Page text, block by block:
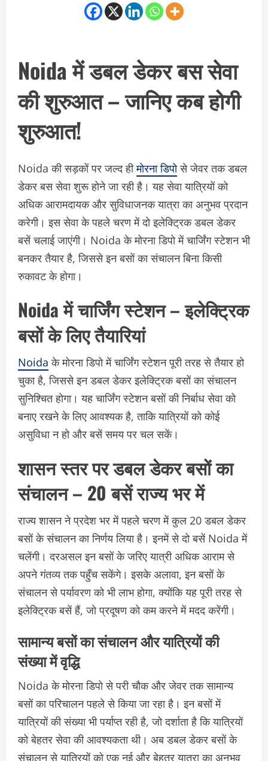
Noida में डबल डेकर बस सेवा
की शुरुआत – जानिए कब होगी
शुरुआत!
Noida की सड़कों पर जल्द हीमोरना डिपोसे जेवर तक डबल
डेकर बस सेवा शुरू होने जा रही है। यह सेवा यात्रियों को
अधिक आरामदायक और सुविधाजनक यात्रा का अनुभव प्रदान
करेगी। इस सेवा के पहले चरण में दो इलेक्ट्रिक डबल डेकर
बसें चलाई जाएंगी। Noida के मोरना डिपो में चार्जिंग स्टेशन भी
बनकर तैयार है, जिससे इन बसों का संचालन बिना किसी
रुकावट के होगा।
Noida में चार्जिंग स्टेशन – इलेक्ट्रिक
बसों के लिए तैयारियां
Noida के मोरना डिपो में चार्जिंग स्टेशन पूरी तरह से तैयार हो
चुका है, जिससे इन डबल डेकर इलेक्ट्रिक बसों का संचालन
सुनिश्चित होगा। यह चार्जिंग स्टेशन बसों की निर्बाध सेवा को
बनाए रखने के लिए आवश्यक है, ताकि यात्रियों को कोई
असुविधा न हो और बसें समय पर चल सकें।
शासन स्तर पर डबल डेकर बसों का
संचालन – 20 बसें राज्य भर में
राज्य शासन ने प्रदेश भर में पहले चरण में कुल 20 डबल डेकर
बसों के संचालन का निर्णय लिया है। इनमें से दो बसें Noida में
चलेंगी। दरअसल इन बसों के जरिए यात्री अधिक आराम से
अपने गंतव्य तक पहुँच सकेंगे। इसके अलावा, इन बसों के
संचालन से पर्यावरण को भी लाभ होगा, क्योंकि यह पूरी तरह से
इलेक्ट्रिक बसें हैं, जो प्रदूषण को कम करने में मदद करेंगी।
सामान्य बसों का संचालन और यात्रियों की
संख्या में वृद्धि
Noida के मोरना डिपो से परी चौक और जेवर तक सामान्य
बसों का परिचालन पहले से किया जा रहा है। इन बसों में
यात्रियों की संख्या भी पर्याप्त रही है, जो दर्शाता है कि यात्रियों
को बेहतर सेवा की आवश्यकता थी। अब डबल डेकर बसों के
संचालन से यात्रियों को एक नई और बेहतर यात्रा का अनुभव